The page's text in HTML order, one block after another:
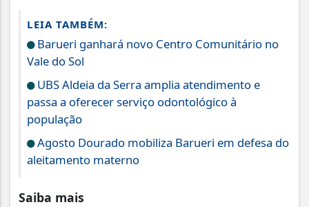
LEIA TAMBÉM:
Barueri ganhará novo Centro Comunitário no
Vale do Sol
UBS Aldeia da Serra amplia atendimento e
passa a oferecer serviço odontológico à
população
Agosto Dourado mobiliza Barueri em defesa do
aleitamento materno
Saiba mais